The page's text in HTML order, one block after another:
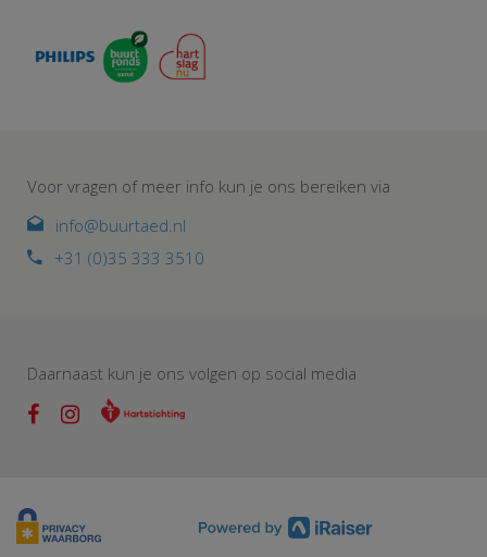
Voor vragen of meer info kun je ons bereiken via
info@buurtaed.nl
+31 (0)35 333 3510
Daarnaast kun je ons volgen op social media